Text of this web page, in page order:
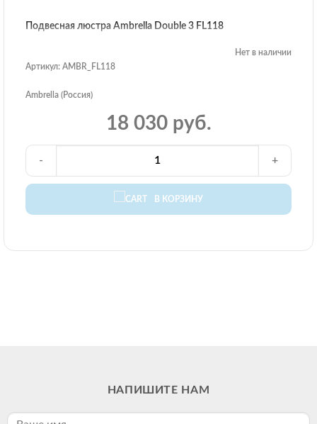
Подвесная люстра Ambrella Double 3 FL118
Нет в наличии
Артикул: AMBR_FL118
Ambrella (Россия)
18 030 руб.
В КОРЗИНУ
- +
НАПИШИТЕ НАМ